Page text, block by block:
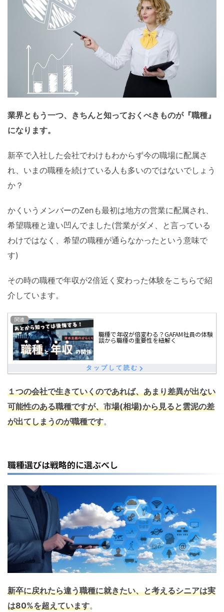
業界ともう一つ、きちんと知っておくべきものが『職種』
になります。
新卒で入社した会社でわけもわからず今の職場に配属さ
れ、いまの職種を続けている人も多いのではないでしょう
か？
かくいうメンバーのZenも最初は地方の営業に配属され、
希望職種と違い凹んでました(営業がダメ、と言っている
わけではなく、希望の職種が通らなかったという意味で
す)
その時の職種で年収が2倍近く変わった体験をこちらで紹
介しています。
職種で年収が倍変わる？GAFAM社員の体験
談から職種の重要性を紐解く
１つの会社で生きていくのであれば、あまり差異が出ない
可能性のある職種ですが、市場(相場)から見ると雲泥の差
が出てしまうのが職種です。
職種選びは戦略的に選ぶべし
新卒に戻れたら違う職種に就きたい、と考えるシニアは実
は80%を超えています。